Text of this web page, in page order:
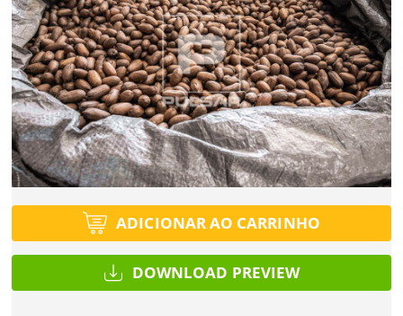
ADICIONAR AO CARRINHO
DOWNLOAD PREVIEW
Título do projeto
Tipo de projeto
Formato
Códigos
Esqueci a senha
ENTRAR
ENVIAR
Protegido por reCAPTCHA —Privacidade·Termos
NÃO
SIM
Tipo de projeto
Selecione
Tamanho PR$ 57,00
Tamanho MR$ 114,00
Tamanho GR$ 171,00